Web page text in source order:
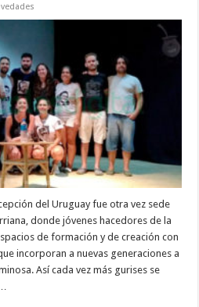
del Uruguay fue otra vez sede
donde jóvenes hacedores de la
de formación y de creación con
incorporan a nuevas generaciones a
Así cada vez más gurises se